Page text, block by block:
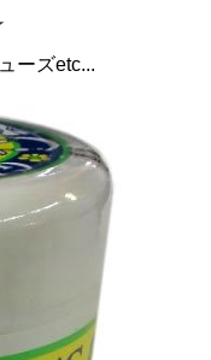
ーズetc...